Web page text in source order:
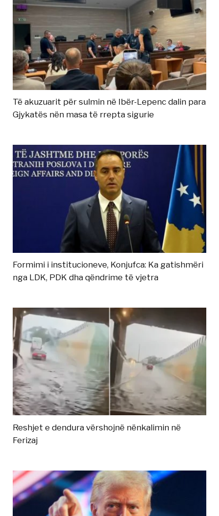
Të akuzuarit për sulmin në Ibër-Lepenc dalin para
Gjykatës nën masa të rrepta sigurie
Formimi i institucioneve, Konjufca: Ka gatishmëri
nga LDK, PDK dha qëndrime të vjetra
Reshjet e dendura vërshojnë nënkalimin në
Ferizaj